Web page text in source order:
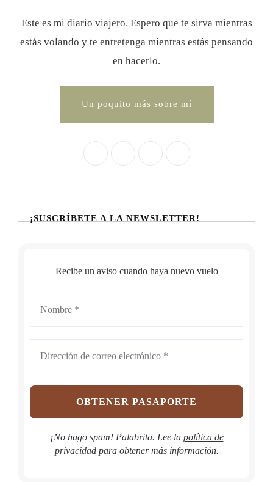
Este es mi diario viajero. Espero que te sirva mientras
estás volando y te entretenga mientras estás pensando
en hacerlo.
Un poquito más sobre mí
¡SUSCRÍBETE A LA NEWSLETTER!
Recibe un aviso cuando haya nuevo vuelo
¡No hago spam! Palabrita. Lee la política de
privacidadpara obtener más información.